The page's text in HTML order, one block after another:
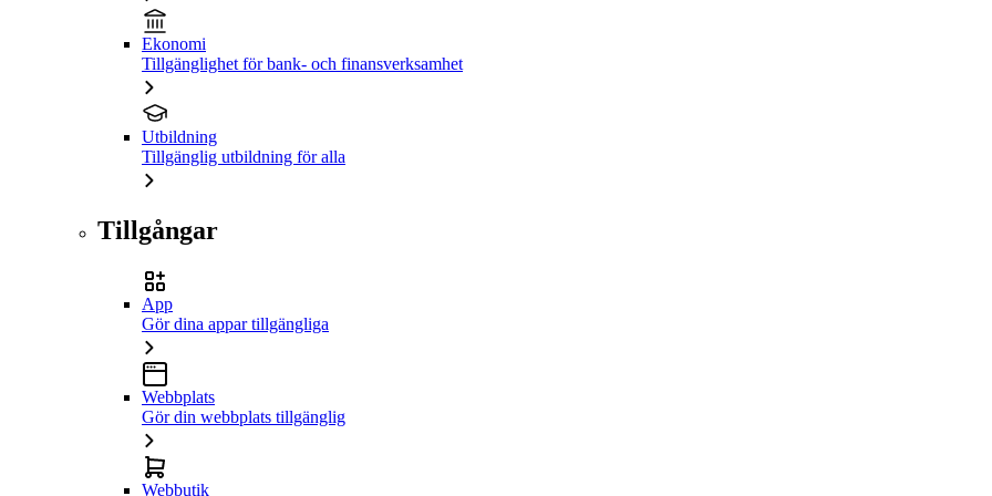
Ekonomi
Tillgänglighet för bank- och finansverksamhet
Utbildning
Tillgänglig utbildning för alla
Tillgångar
App
Gör dina appar tillgängliga
Webbplats
Gör din webbplats tillgänglig
Webbutik